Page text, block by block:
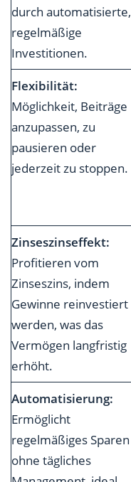
durch automatisierte,
regelmäßige
Investitionen.
Flexibilität:
Möglichkeit, Beiträge
anzupassen, zu
pausieren oder
jederzeit zu stoppen.
Zinseszinseffekt:
Profitieren vom
Zinseszins, indem
Gewinne reinvestiert
werden, was das
Vermögen langfristig
erhöht.
Automatisierung:
Ermöglicht
regelmäßiges Sparen
ohne tägliches